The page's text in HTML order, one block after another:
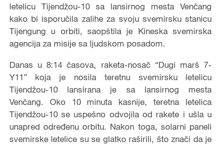
letelicu Tijendžou-10 sa lansirnog mesta Venčang
kako bi isporučila zalihe za svoju svemirsku stanicu
Tijengung u orbiti, saopštila je Kineska svemirska
agencija za misije sa ljudskom posadom.
Danas u 8:14 časova, raketa-nosač “Dugi marš 7-
Y11” koja je nosila teretnu svemirsku letelicu
Tijendžou-10 lansirana je sa lansirnog mesta
Venčang. Oko 10 minuta kasnije, teretna letelica
Tijendžou-10 se uspešno odvojila od rakete i ušla u
unapred određenu orbitu. Nakon toga, solarni paneli
svemirske letelice su se glatko raširili, što znači da je